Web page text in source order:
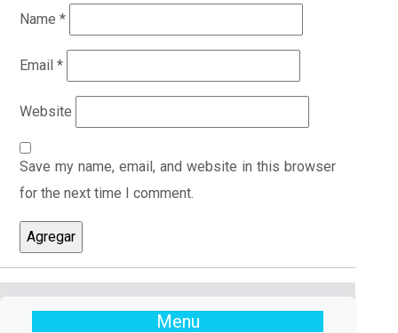
Name *
Email *
Website
Save my name, email, and website in this browser
for the next time I comment.
Menu